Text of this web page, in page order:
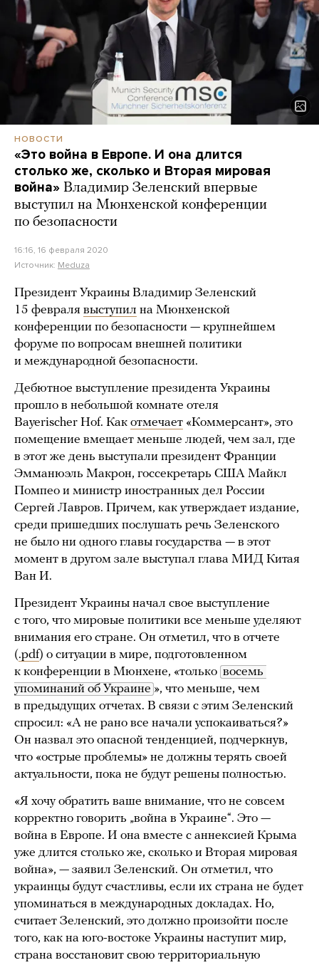
НОВОСТИ
«Это война в Европе. И она длится
столько же, сколько и Вторая мировая
война» Владимир Зеленский впервые
выступил на Мюнхенской конференции
по безопасности
16:16, 16 февраля 2020
Источник: Meduza
Президент Украины Владимир Зеленский
15 февраля выступил на Мюнхенской
конференции по безопасности — крупнейшем
форуме по вопросам внешней политики
и международной безопасности.
Дебютное выступление президента Украины
прошло в небольшой комнате отеля
Bayerischer Hof. Как отмечает «Коммерсант», это
помещение вмещает меньше людей, чем зал, где
в этот же день выступали президент Франции
Эмманюэль Макрон, госсекретарь США Майкл
Помпео и министр иностранных дел России
Сергей Лавров. Причем, как утверждает издание,
среди пришедших послушать речь Зеленского
не было ни одного главы государства — в этот
момент в другом зале выступал глава МИД Китая
Ван И.
Президент Украины начал свое выступление
с того, что мировые политики все меньше уделяют
внимания его стране. Он отметил, что в отчете
(.pdf) о ситуации в мире, подготовленном
к конференции в Мюнхене, «только восемь
упоминаний об Украине », что меньше, чем
в предыдущих отчетах. В связи с этим Зеленский
спросил: «А не рано все начали успокаиваться?»
Он назвал это опасной тенденцией, подчеркнув,
что «острые проблемы» не должны терять своей
актуальности, пока не будут решены полностью.
«Я хочу обратить ваше внимание, что не совсем
корректно говорить „война в Украине“. Это —
война в Европе. И она вместе с аннексией Крыма
уже длится столько же, сколько и Вторая мировая
война», — заявил Зеленский. Он отметил, что
украинцы будут счастливы, если их страна не будет
упоминаться в международных докладах. Но,
считает Зеленский, это должно произойти после
того, как на юго-востоке Украины наступит мир,
страна восстановит свою территориальную